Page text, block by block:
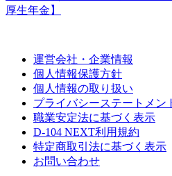
厚生年金】
運営会社・企業情報
個人情報保護方針
個人情報の取り扱い
プライバシーステートメン
職業安定法に基づく表示
D-104 NEXT利用規約
特定商取引法に基づく表示
お問い合わせ